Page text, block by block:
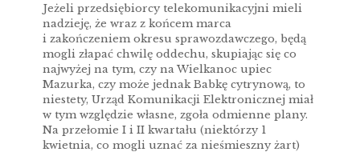
Jeżeli przedsiębiorcy telekomunikacyjni mieli
nadzieję, że wraz z końcem marca
i zakończeniem okresu sprawozdawczego, będą
mogli złapać chwilę oddechu, skupiając się co
najwyżej na tym, czy na Wielkanoc upiec
Mazurka, czy może jednak Babkę cytrynową, to
niestety, Urząd Komunikacji Elektronicznej miał
w tym względzie własne, zgoła odmienne plany.
Na przełomie I i II kwartału (niektórzy 1
kwietnia, co mogli uznać za nieśmieszny żart)